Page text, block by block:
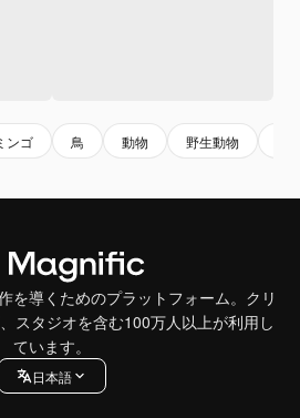
ンゴ 鳥 動物 野生動物
を導くためのプラットフォーム。クリ
スタジオを含む100万人以上が利用し
ています。
日本語